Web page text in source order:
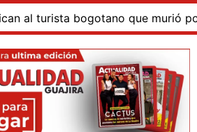
que murió por inmersión en las